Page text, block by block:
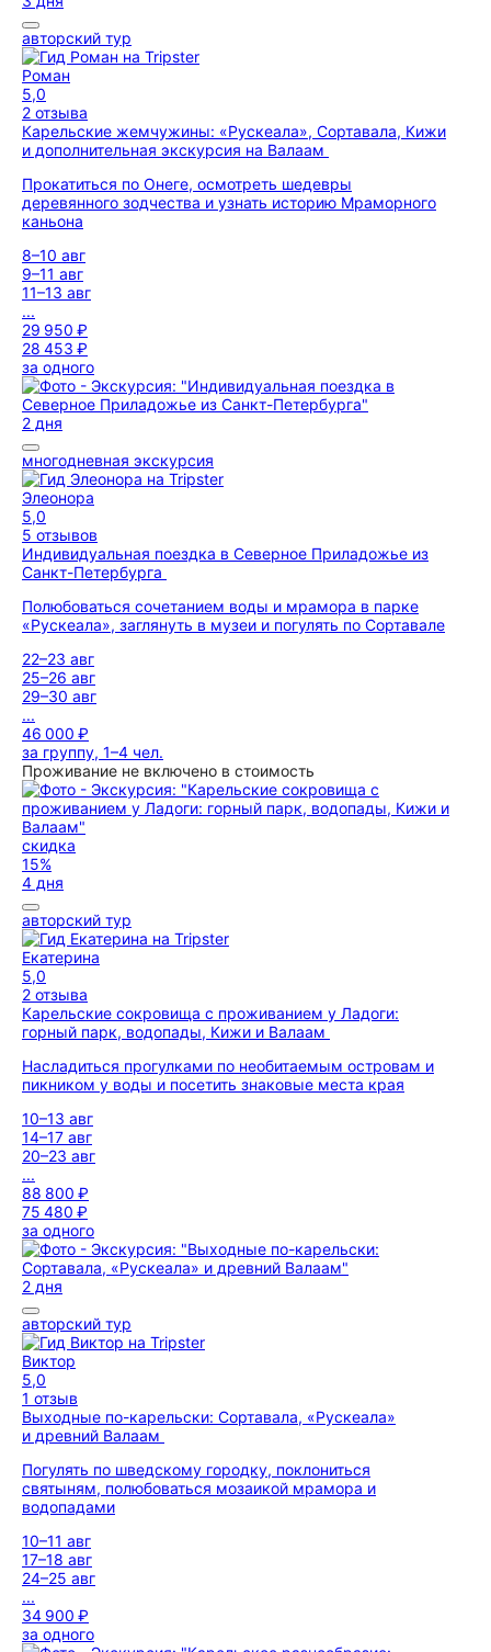
авторский тур
Роман
5,0
2 отзыва
Карельские жемчужины: «Рускеала», Сортавала, Кижи
и дополнительная экскурсия на Валаам
Прокатиться по Онеге, осмотреть шедевры
деревянного зодчества и узнать историю Мраморного
каньона
8–10 авг
9–11 авг
11–13 авг
...
29 950 ₽
28 453 ₽
за одного
2 дня
многодневная экскурсия
Элеонора
5,0
5 отзывов
Индивидуальная поездка в Северное Приладожье из
Санкт-Петербурга
Полюбоваться сочетанием воды и мрамора в парке
«Рускеала», заглянуть в музеи и погулять по Сортавале
22–23 авг
25–26 авг
29–30 авг
...
46 000 ₽
за группу, 1–4 чел.
Проживание не включено в стоимость
скидка
15%
4 дня
авторский тур
Екатерина
5,0
2 отзыва
Карельские сокровища с проживанием у Ладоги:
горный парк, водопады, Кижи и Валаам
Насладиться прогулками по необитаемым островам и
пикником у воды и посетить знаковые места края
10–13 авг
14–17 авг
20–23 авг
...
88 800 ₽
75 480 ₽
за одного
2 дня
авторский тур
Виктор
5,0
1 отзыв
Выходные по-карельски: Сортавала, «Рускеала»
и древний Валаам
Погулять по шведскому городку, поклониться
святыням, полюбоваться мозаикой мрамора и
водопадами
10–11 авг
17–18 авг
24–25 авг
...
34 900 ₽
за одного